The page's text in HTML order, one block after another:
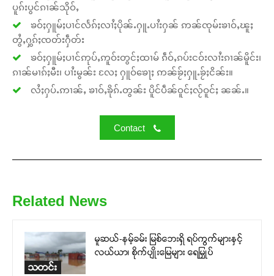
ပူၵ်းပွင်ၵၢၼ်သိုဝ်ႇ
ၶဝ်ႈႁူမ်ႈပၢင်လႅၵ်ႈလၢႆႈပိုၼ်ႉႁူႉပၢႆးႁၼ် ဢၼ်ၸုမ်းၶၢဝ်ႇၽူႈ
တွႆႇႁွၵ်ႈၸတ်းႁဵတ်း
ၶဝ်ႈႁူမ်ႈပၢင်ဢုပ်ႇဢူဝ်းတွင်ႈထၢမ် ၵဵဝ်ႇၵပ်းငဝ်းလၢႆးၵၢၼ်မိူင်း၊
ၵၢၼ်မၢၵ်ႈမီး၊ ပၢႆးမွၼ်း လႄႈ ႁူဝ်ၶေႃႈ ဢၼ်ၶႂ်ႈႁူႉၶႂ်ႈငိၼ်း။
လႆႈႁပ်ႉဢၢၼ်ႇ ၶၢဝ်ႇၶိုၵ်ႉတွၼ်း ပိူင်ပဵၼ်ဝူင်ႈလႂ်ဝူင်ႈ ၼၼ်ႉ။
Contact
Related News
သတင်း
မူဆယ်-နမ့်ခမ်း မြစ်ဘေးရှိ ရပ်ကွက်များနှင့်
လယ်ယာ၊ စိုက်ပျိုးမြေများ ရေမြှုပ်